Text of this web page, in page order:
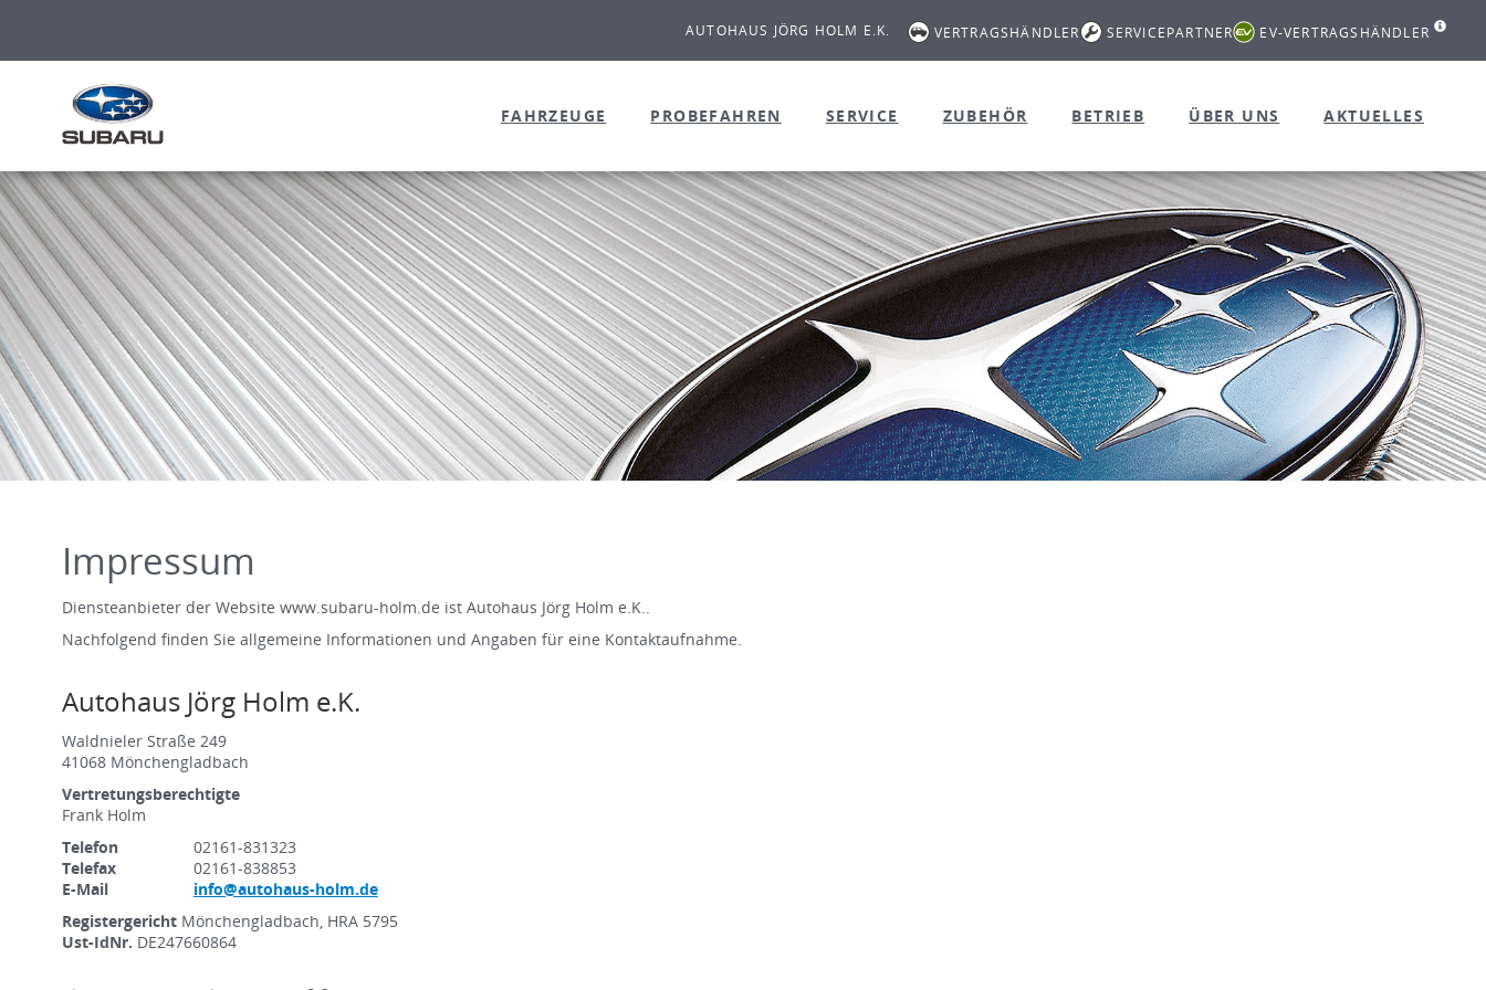
AUTOHAUS JÖRG HOLM E.K. VERTRAGSHÄNDLER SERVICEPARTNER EV-VERTRAGSHÄNDLER
FAHRZEUGE PROBEFAHREN SERVICE ZUBEHÖR BETRIEB ÜBER UNS AKTUELLES
Impressum
Diensteanbieter der Website www.subaru-holm.de ist Autohaus Jörg Holm e.K..
Nachfolgend finden Sie allgemeine Informationen und Angaben für eine Kontaktaufnahme.
Autohaus Jörg Holm e.K.
Waldnieler Straße 249
41068 Mönchengladbach
Vertretungsberechtigte
Frank Holm
Telefon
02161-831323
Telefax
02161-838853
E-Mail
info@autohaus-holm.de
Registergericht Mönchengladbach, HRA 5795
Ust-IdNr. DE247660864